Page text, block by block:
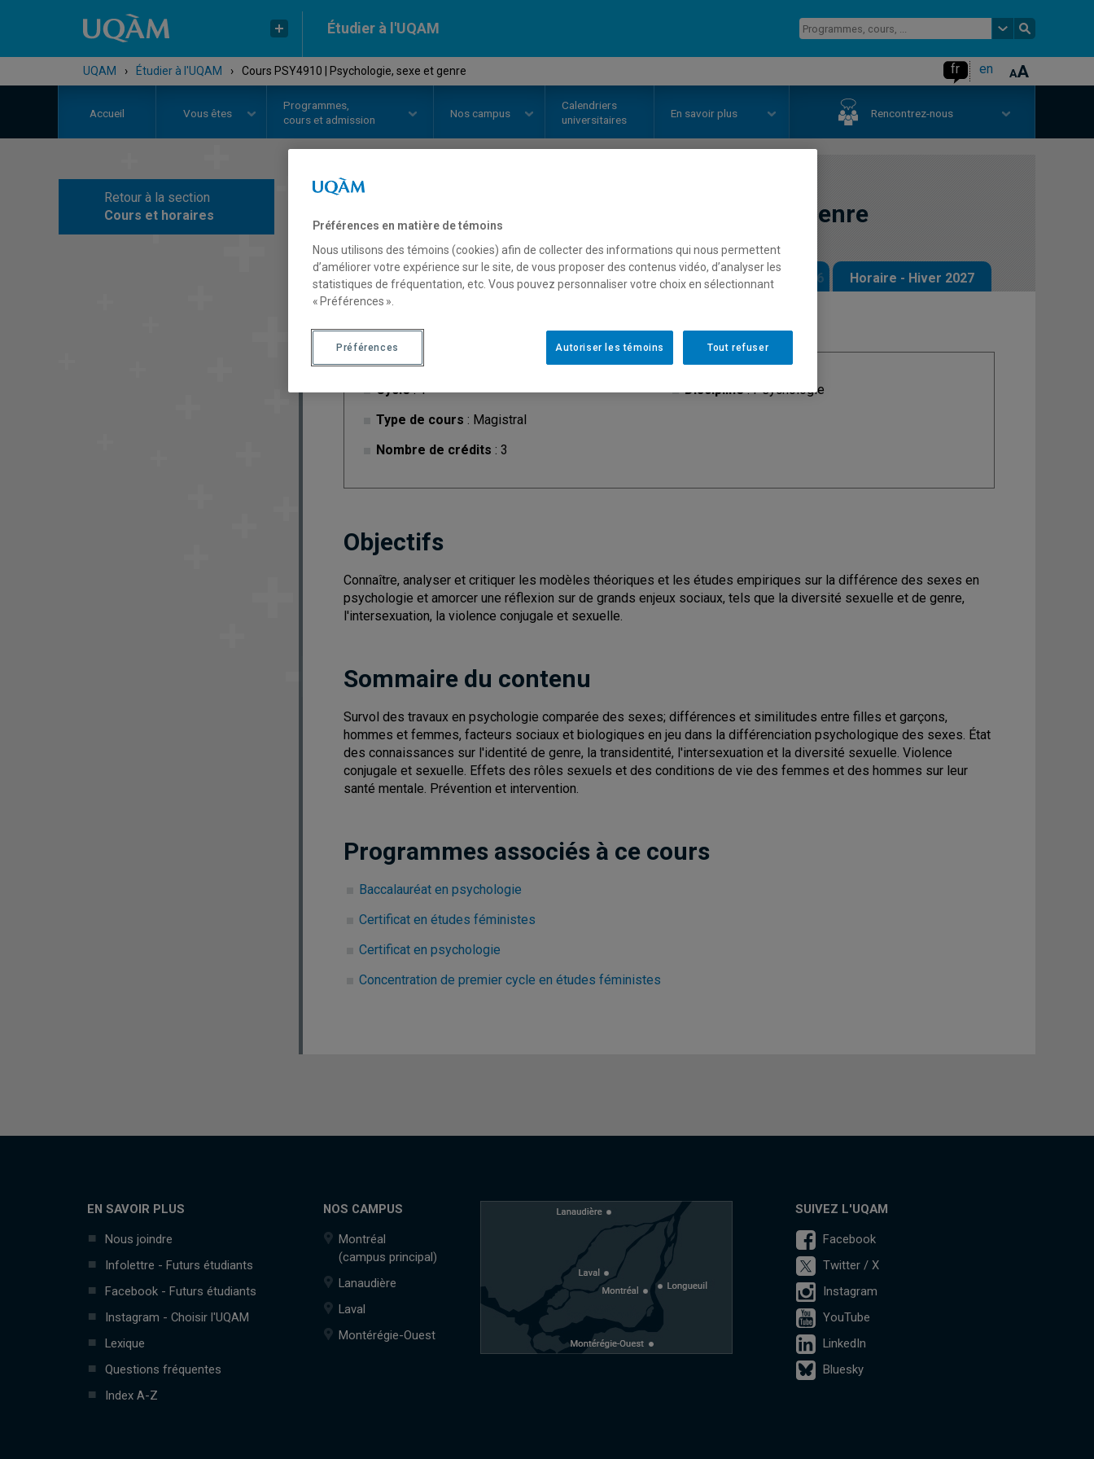
Étudier à l'UQAM
UQAM › Étudier à l'UQAM › Cours PSY4910 | Psychologie, sexe et genre fr en
Accueil Vous êtes
Programmes,
cours et admission
Nos campus
Calendriers
universitaires
En savoir plus Rencontrez-nous
Retour à la section
Cours et horaires
COURS PSY4910 Psychologie, sexe et genre
Description Horaire - Été 2026 Horaire - Automne 2026 Horaire - Hiver 2027
Cycle: 1
Type de cours : Magistral
Nombre de crédits : 3
Discipline: Psychologie
Objectifs
Connaître, analyser et critiquer les modèles théoriques et les études empiriques sur la différence des sexes en
psychologie et amorcer une réflexion sur de grands enjeux sociaux, tels que la diversité sexuelle et de genre,
l'intersexuation, la violence conjugale et sexuelle.
Sommaire du contenu
Survol des travaux en psychologie comparée des sexes; différences et similitudes entre filles et garçons,
hommes et femmes, facteurs sociaux et biologiques en jeu dans la différenciation psychologique des sexes. État
des connaissances sur l'identité de genre, la transidentité, l'intersexuation et la diversité sexuelle. Violence
conjugale et sexuelle. Effets des rôles sexuels et des conditions de vie des femmes et des hommes sur leur
santé mentale. Prévention et intervention.
Programmes associés à ce cours
Baccalauréat en psychologie
Certificat en études féministes
Certificat en psychologie
Concentration de premier cycle en études féministes
EN SAVOIR PLUS
Nous joindre
Infolettre - Futurs étudiants
Facebook - Futurs étudiants
Instagram - Choisir l'UQAM
Lexique
Questions fréquentes
Index A-Z
NOS CAMPUS
Montréal
(campus principal)
Lanaudière
Laval
Montérégie-Ouest
SUIVEZ L'UQAM
Facebook
Twitter / X
Instagram
YouTube
LinkedIn
Bluesky
Préférences en matière de témoins
Nous utilisons des témoins (cookies) afin de collecter des informations qui nous permettent
d’améliorer votre expérience sur le site, de vous proposer des contenus vidéo, d’analyser les
statistiques de fréquentation, etc. Vous pouvez personnaliser votre choix en sélectionnant
« Préférences ».
Tout refuser
Autoriser les témoins
Préférences